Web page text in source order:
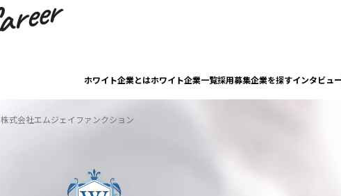
ホワイト企業とはホワイト企業一覧採⽤募集企業を探すインタビュー
株式会社エムジェイファンクション